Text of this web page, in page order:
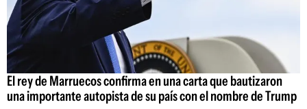
El rey de Marruecos confirma en una carta que bautizaron
una importante autopista de su país con el nombre de Trump